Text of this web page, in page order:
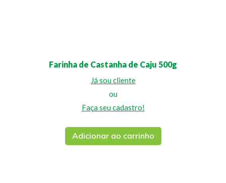
Farinha de Castanha de Caju 500g
Já sou cliente
ou
Faça seu cadastro!
Adicionar ao carrinho